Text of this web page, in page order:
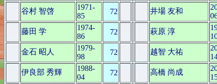
谷村 智啓
1971-
85
72 井場 友和
藤田 学
1974-
86
72 萩原 淳
金石 昭人
1979-
98
72 越智 大祐
伊良部 秀輝
1988-
04
72 高橋 尚成